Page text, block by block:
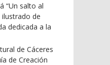
“Un salto al
de
dedicada a la
de Cáceres
de Creación